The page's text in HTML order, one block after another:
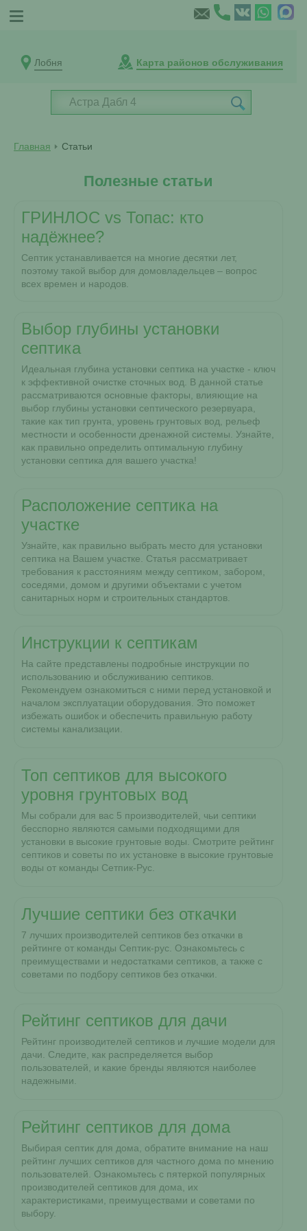
Лобня Карта районов обслуживания
Главная Статьи
Полезные статьи
ГРИНЛОС vs Топас: кто
надёжнее?
Септик устанавливается на многие десятки лет,
поэтому такой выбор для домовладельцев – вопрос
всех времен и народов.
Выбор глубины установки
септика
Идеальная глубина установки септика на участке - ключ
к эффективной очистке сточных вод. В данной статье
рассматриваются основные факторы, влияющие на
выбор глубины установки септического резервуара,
такие как тип грунта, уровень грунтовых вод, рельеф
местности и особенности дренажной системы. Узнайте,
как правильно определить оптимальную глубину
установки септика для вашего участка!
Расположение септика на
участке
Узнайте, как правильно выбрать место для установки
септика на Вашем участке. Статья рассматривает
требования к расстояниям между септиком, забором,
соседями, домом и другими объектами с учетом
санитарных норм и строительных стандартов.
Инструкции к септикам
На сайте представлены подробные инструкции по
использованию и обслуживанию септиков.
Рекомендуем ознакомиться с ними перед установкой и
началом эксплуатации оборудования. Это поможет
избежать ошибок и обеспечить правильную работу
системы канализации.
Топ септиков для высокого
уровня грунтовых вод
Мы собрали для вас 5 производителей, чьи септики
бесспорно являются самыми подходящими для
установки в высокие грунтовые воды. Смотрите рейтинг
септиков и советы по их установке в высокие грунтовые
воды от команды Сетпик-Рус.
Лучшие септики без откачки
7 лучших производителей септиков без откачки в
рейтинге от команды Септик-рус. Ознакомьтесь с
преимуществами и недостатками септиков, а также с
советами по подбору септиков без откачки.
Рейтинг септиков для дачи
Рейтинг производителей септиков и лучшие модели для
дачи. Следите, как распределяется выбор
пользователей, и какие бренды являются наиболее
надежными.
Рейтинг септиков для дома
Выбирая септик для дома, обратите внимание на наш
рейтинг лучших септиков для частного дома по мнению
пользователей. Ознакомьтесь с пятеркой популярных
производителей септиков для дома, их
характеристиками, преимуществами и советами по
выбору.